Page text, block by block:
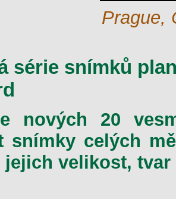
Prague,
série snímků
nových 20
snímky celých
jejich velikost,